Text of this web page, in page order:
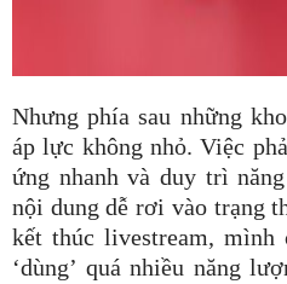
Nhưng phía sau những
áp lực không nhỏ. Việc
ứng nhanh và duy trì
nội dung dễ rơi vào trạng
kết thúc livestream,
‘dùng’ quá nhiều năng